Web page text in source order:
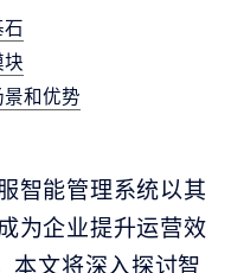
和优势
智能管理系统以其
为企业提升运营效
本文将深入探讨智